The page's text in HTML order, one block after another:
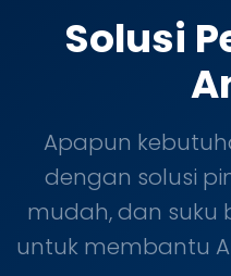
Solusi
Apapun
dengan solusi
mudah, dan suku
untuk membantu